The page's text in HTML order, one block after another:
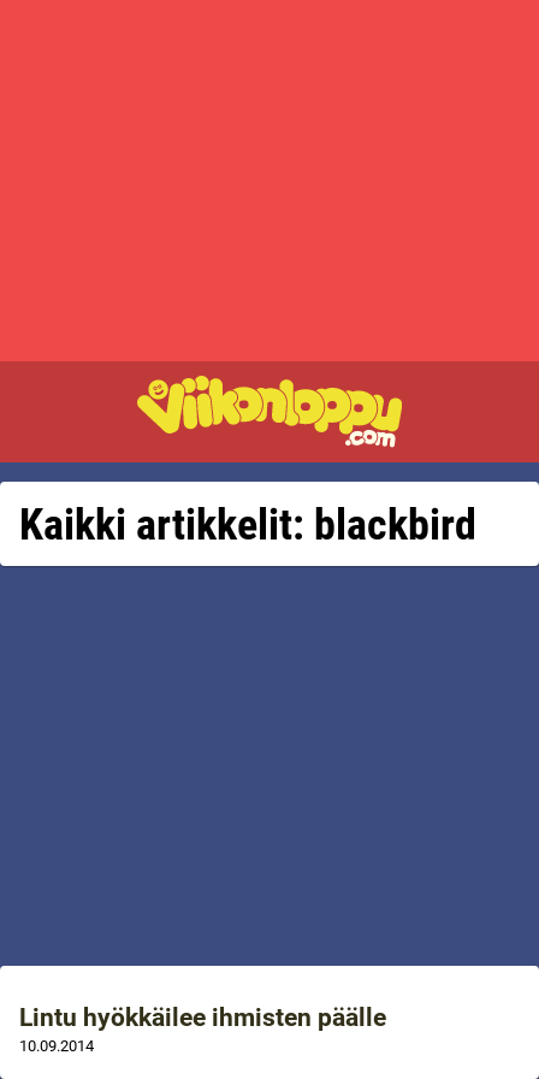
Kaikki artikkelit: blackbird
Lintu hyökkäilee ihmisten päälle
10.09.2014